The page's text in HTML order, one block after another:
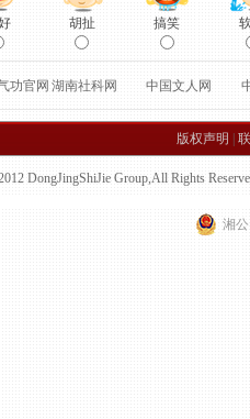
胡扯 搞笑
功官网 湖南社科网 中国文人网
版权声明
DongJingShiJie Group,All Rights
湘公